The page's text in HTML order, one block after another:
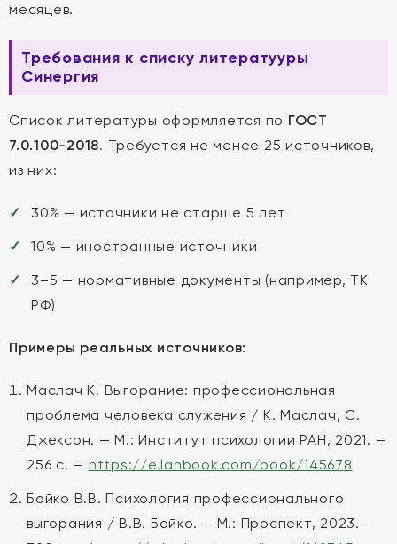
месяцев.
Требования к списку литератууры
Синергия
Список литературы оформляется по ГОСТ
7.0.100-2018. Требуется не менее 25 источников,
из них:
30% — источники не старше 5 лет
10% — иностранные источники
3–5 — нормативные документы (например, ТК
РФ)
Примеры реальных источников:
Маслач К. Выгорание: профессиональная
проблема человека служения / К. Маслач, С.
Джексон. — М.: Институт психологии РАН, 2021. —
256 с. — https://e.lanbook.com/book/145678
Бойко В.В. Психология профессионального
выгорания / В.В. Бойко. — М.: Проспект, 2023. —